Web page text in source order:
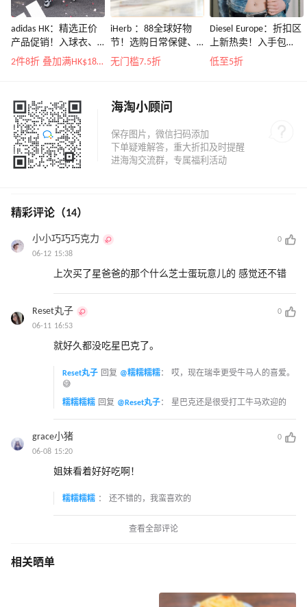
adidas HK：精选正价
产品促销！入球衣、
金属银跆拳道鞋等
2件8折 叠加满HK$1800-100
iHerb ：88全球好物
节！选购日常保健、
健身补剂、护肤洗护
无门槛7.5折
Diesel Europe：折扣区
上新热卖！入手包
袋、服饰、鞋履等
低至5折
海淘小顾问
精彩评论（14）
小小巧巧巧克力
0
06-12 15:38
上次买了星爸爸的那个什么芝士蛋玩意儿的 感觉还不错
Reset丸子
0
06-11 16:53
就好久都没吃星巴克了。
Reset丸子 回复 @糯糯糯糯： 哎，现在瑞幸更受牛马人的喜爱。
😅
糯糯糯糯 回复 @Reset丸子： 星巴克还是很受打工牛马欢迎的
grace小猪
0
06-08 15:20
姐妹看着好好吃啊！
糯糯糯糯 ： 还不错的，我蛮喜欢的
查看全部评论
相关晒单